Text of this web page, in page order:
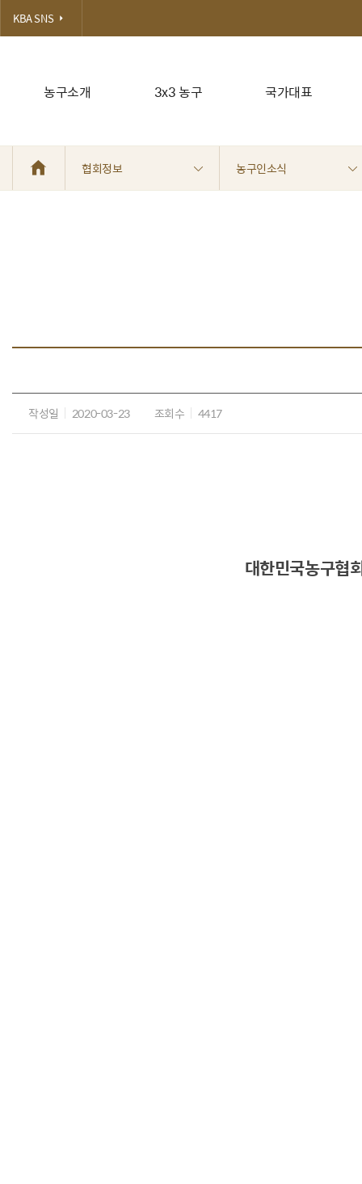
농구소개 3x3 농구 국가대표
KBA SNS
협회정보 농구인소식
작성일 2020-03-23 조회수 4417
대한민국농구협